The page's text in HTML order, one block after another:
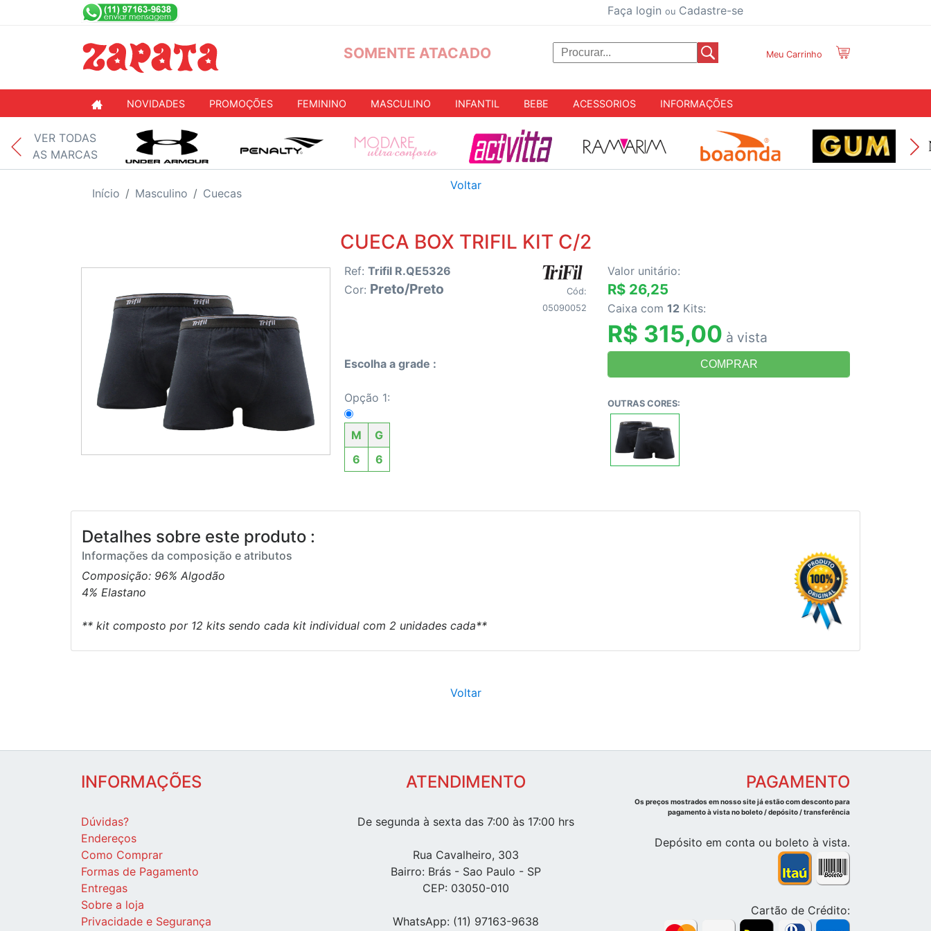
Faça login ou Cadastre-se
SOMENTE ATACADO Meu Carrinho
NOVIDADES PROMOÇÕES FEMININO MASCULINO INFANTIL BEBE ACESSORIOS INFORMAÇÕES
VER TODAS
AS MARCAS
Início Masculino Cuecas
Voltar
CUECA BOX TRIFIL KIT C/2
Ref: Trifil R.QE5326
Cor: Preto/Preto
Cód:
05090052
Escolha a grade :
Opção 1:
M
G
6
6
Valor unitário:
R$ 26,25
Caixa com 12 Kits:
R$ 315,00 à vista
OUTRAS CORES:
Detalhes sobre este produto :
Informações da composição e atributos
Composição: 96% Algodão
4% Elastano
** kit composto por 12 kits sendo cada kit individual com 2 unidades cada**
Voltar
INFORMAÇÕES
Dúvidas?
Endereços
Como Comprar
Formas de Pagamento
Entregas
Sobre a loja
Privacidade e Segurança
ATENDIMENTO
De segunda à sexta das 7:00 às 17:00 hrs
Rua Cavalheiro, 303
Bairro: Brás - Sao Paulo - SP
CEP: 03050-010
WhatsApp: (11) 97163-9638
PAGAMENTO
Os preços mostrados em nosso site já estão com desconto para
pagamento à vista no boleto / depósito / transferência
Depósito em conta ou boleto à vista.
Cartão de Crédito: